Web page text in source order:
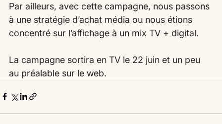
Par ailleurs, avec cette campagne, nous passons
à une stratégie d’achat média ou nous étions
concentré sur l’affichage à un mix TV + digital.
La campagne sortira en TV le 22 juin et un peu
au préalable sur le web.